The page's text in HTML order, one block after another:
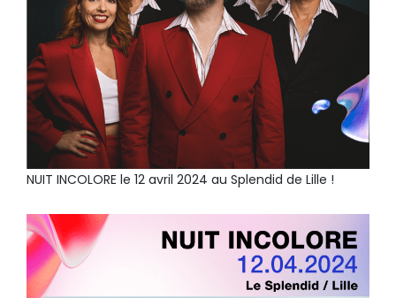
NUIT INCOLORE le 12 avril 2024 au Splendid de Lille !